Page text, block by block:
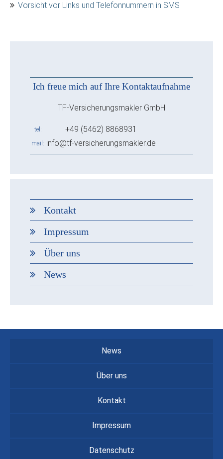
Vorsicht vor Links und Telefonnummern in SMS
Ich freue mich auf Ihre Kontaktaufnahme
TF-Versicherungsmakler GmbH
tel +49 (5462) 8868931
mail info@tf-versicherungsmakler.de
Kontakt
Impressum
Über uns
News
News
Über uns
Kontakt
Impressum
Datenschutz